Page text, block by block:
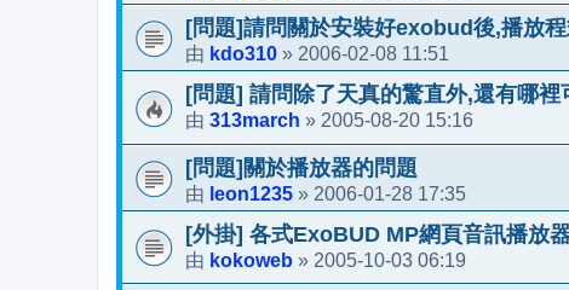
[問題]請問關於安裝好exobud後,播放
由 kdo310 » 2006-02-08 11:51
[問題] 請問除了天真的驚直外,還有哪
由 313march » 2005-08-20 15:16
[問題]關於播放器的問題
由 leon1235 » 2006-01-28 17:35
[外掛] 各式ExoBUD MP網頁音訊播放
由 kokoweb » 2005-10-03 06:19